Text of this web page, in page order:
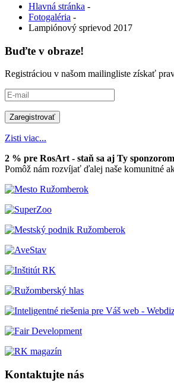
Hlavná stránka -
Fotogaléria -
Lampiónový sprievod 2017
Buďte v obraze!
Registráciou v našom mailingliste získať
Zisti viac...
2 % pre RosArt - staň sa aj Ty
Pomôž nám rozvíjať ďalej naše komunitné
Kontaktujte nás